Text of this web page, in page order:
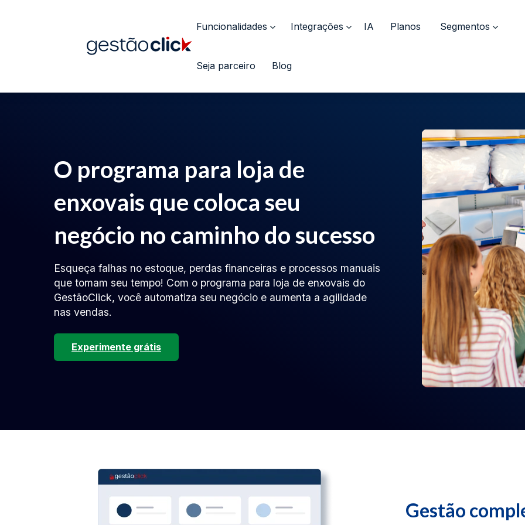
Funcionalidades Integrações IA Planos Segmentos
Seja parceiro Blog
O programa para loja de
enxovais que coloca seu
negócio no caminho do sucesso
Esqueça falhas no estoque, perdas financeiras e processos manuais
que tomam seu tempo! Com o programa para loja de enxovais do
GestãoClick, você automatiza seu negócio e aumenta a agilidade
nas vendas.
Experimente grátis
Gestão